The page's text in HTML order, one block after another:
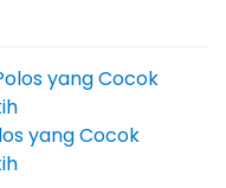
yang Cocok